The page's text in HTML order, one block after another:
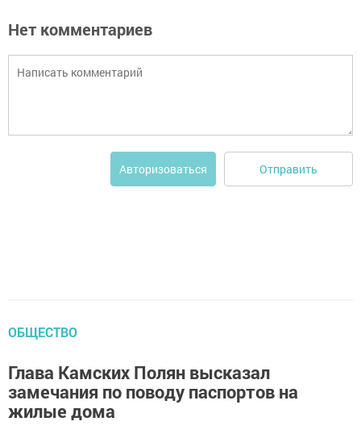
Нет комментариев
Авторизоваться Отправить
ОБЩЕСТВО
Глава Камских Полян высказал
замечания по поводу паспортов на
жилые дома